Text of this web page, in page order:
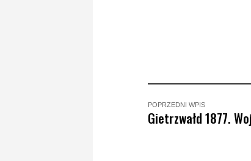
POPRZEDNI WPIS
Gietrzwałd 1877.